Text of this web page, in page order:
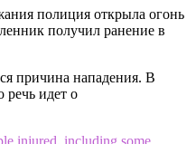
полиция открыла огонь
получил ранение в
причина нападения. В
идет о
injured, including some